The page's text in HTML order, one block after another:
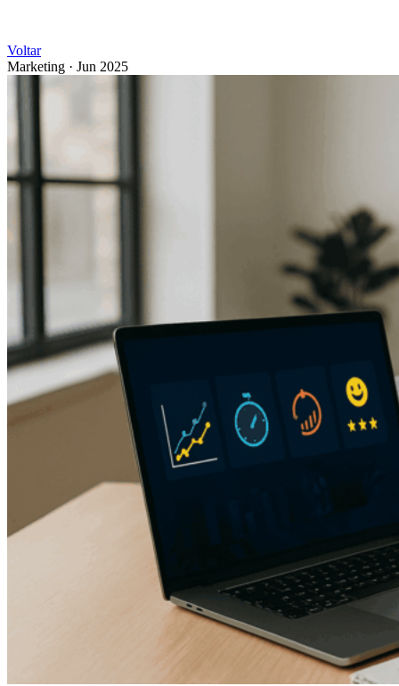
Voltar
Marketing · Jun 2025